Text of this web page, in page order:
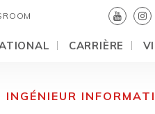
CARRIÈRE
INGÉNIEUR